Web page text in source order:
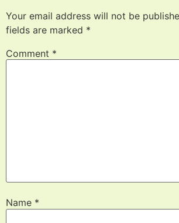
Your email address will not be
fields are marked *
Comment *
Name *